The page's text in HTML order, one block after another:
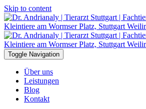
Skip to content
Toggle Navigation
Über uns
Leistungen
Blog
Kontakt